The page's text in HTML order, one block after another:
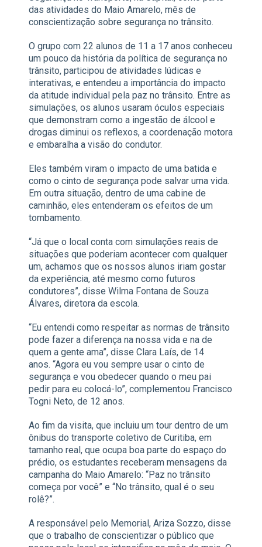
das atividades do Maio Amarelo, mês de
conscientização sobre segurança no trânsito.
O grupo com 22 alunos de 11 a 17 anos conheceu
um pouco da história da política de segurança no
trânsito, participou de atividades lúdicas e
interativas, e entendeu a importância do impacto
da atitude individual pela paz no trânsito. Entre as
simulações, os alunos usaram óculos especiais
que demonstram como a ingestão de álcool e
drogas diminui os reflexos, a coordenação motora
e embaralha a visão do condutor.
Eles também viram o impacto de uma batida e
como o cinto de segurança pode salvar uma vida.
Em outra situação, dentro de uma cabine de
caminhão, eles entenderam os efeitos de um
tombamento.
“Já que o local conta com simulações reais de
situações que poderiam acontecer com qualquer
um, achamos que os nossos alunos iriam gostar
da experiência, até mesmo como futuros
condutores”, disse Wilma Fontana de Souza
Álvares, diretora da escola.
“Eu entendi como respeitar as normas de trânsito
pode fazer a diferença na nossa vida e na de
quem a gente ama”, disse Clara Laís, de 14
anos. “Agora eu vou sempre usar o cinto de
segurança e vou obedecer quando o meu pai
pedir para eu colocá-lo”, complementou Francisco
Togni Neto, de 12 anos.
Ao fim da visita, que incluiu um tour dentro de um
ônibus do transporte coletivo de Curitiba, em
tamanho real, que ocupa boa parte do espaço do
prédio, os estudantes receberam mensagens da
campanha do Maio Amarelo: “Paz no trânsito
começa por você” e “No trânsito, qual é o seu
rolê?”.
A responsável pelo Memorial, Ariza Sozzo, disse
que o trabalho de conscientizar o público que